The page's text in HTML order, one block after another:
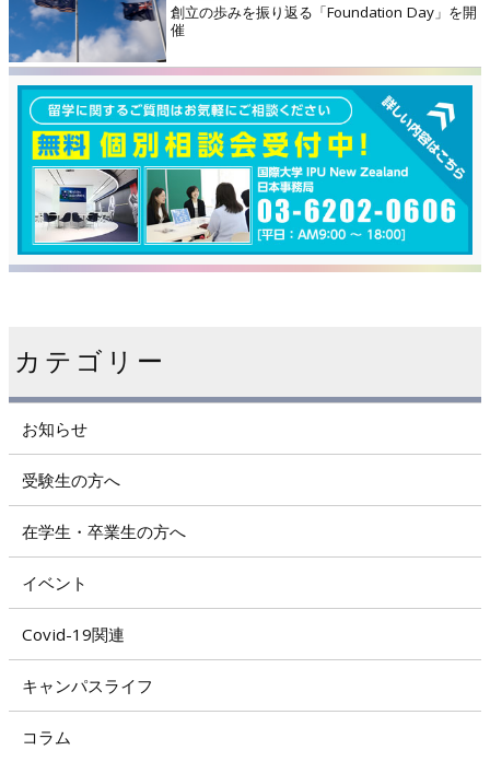
創立の歩みを振り返る「Foundation Day」を開
催
カテゴリー
お知らせ
受験生の方へ
在学生・卒業生の方へ
イベント
Covid-19関連
キャンパスライフ
コラム